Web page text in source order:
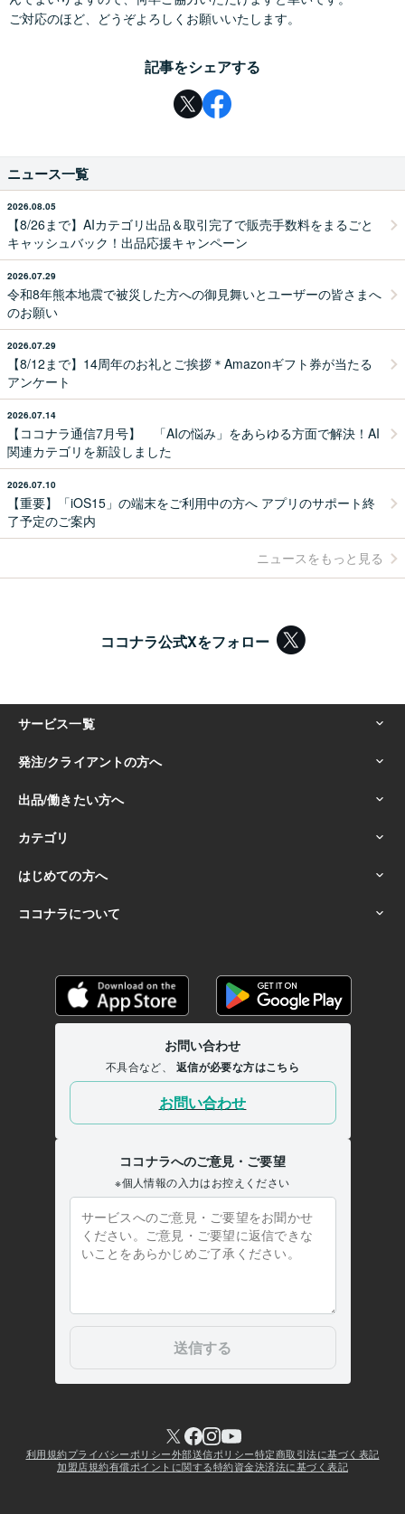
ご対応のほど、どうぞよろしくお願いいたします。
記事をシェアする
ニュース一覧
2026.08.05
【8/26まで】AIカテゴリ出品＆取引完了で販売手数料をまるごと
キャッシュバック！出品応援キャンペーン
2026.07.29
令和8年熊本地震で被災した方への御見舞いとユーザーの皆さまへ
のお願い
2026.07.29
【8/12まで】14周年のお礼とご挨拶＊Amazonギフト券が当たる
アンケート
2026.07.14
【ココナラ通信7月号】 「AIの悩み」をあらゆる方面で解決！AI
関連カテゴリを新設しました
2026.07.10
【重要】「iOS15」の端末をご利用中の方へ アプリのサポート終
了予定のご案内
ニュースをもっと見る
ココナラ公式Xをフォロー